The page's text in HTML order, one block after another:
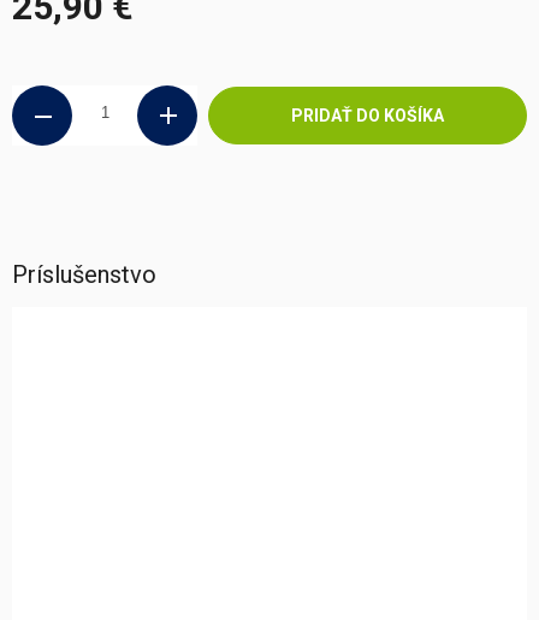
PRIDAŤ DO KOŠÍKA
Príslušenstvo